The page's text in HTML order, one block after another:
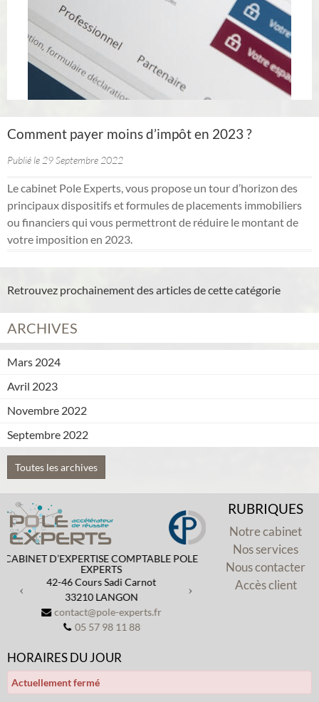
Comment payer moins d’impôt en 2023 ?
Publié le 29 Septembre 2022
Le cabinet Pole Experts, vous propose un tour d’horizon des
principaux dispositifs et formules de placements immobiliers
ou financiers qui vous permettront de réduire le montant de
votre imposition en 2023.
Retrouvez prochainement des articles de cette catégorie
ARCHIVES
Mars 2024
Avril 2023
Novembre 2022
Septembre 2022
Toutes les archives
EXPERTS PARTENAIRES ET CONSEILS
25 Cours Gambetta
33430BAZAS
contact@epcbazas.fr
05 56 65 29 06
Previous Next
RUBRIQUES
Notre cabinet
Nos services
Nous contacter
Accès client
HORAIRES DU JOUR
Actuellement fermé